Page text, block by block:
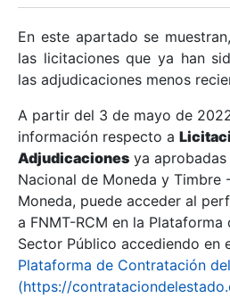
Mostrar/Ocultar
Mostrar/Ocultar
En este apartado se
las licitaciones que ya han
las adjudicaciones menos
A partir del 3 de mayo de
información respecto a
Adjudicaciones ya
Nacional de Moneda y Timbre
Moneda, puede acceder al
a FNMT-RCM en la
Sector Público accediendo en
Plataforma de Contratación
(https://